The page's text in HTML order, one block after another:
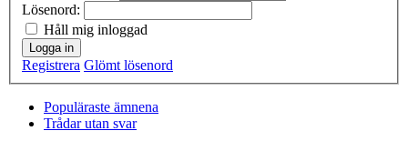
Lösenord:
Håll mig inloggad
Logga in
Registrera Glömt lösenord
Populäraste ämnena
Trådar utan svar